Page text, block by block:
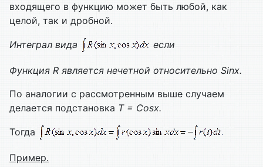
входящего в функцию может быть любой, как
целой, так и дробной.
Интеграл вида если
Функция R является нечетной относительно Sinx.
По аналогии с рассмотренным выше случаем
делается подстановка T = Cosx.
Тогда
Пример.